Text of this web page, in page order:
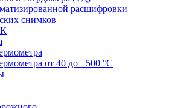
расшифровки
снимков
от 40 до +500 °С